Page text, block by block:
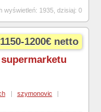
wyświetleń: 1935, dzisiaj: 0
1200€ netto
szymonovic